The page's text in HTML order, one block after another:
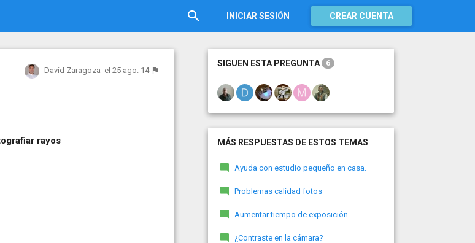
INICIAR SESIÓN CREAR CUENTA
David Zaragoza el 25 ago. 14
rayos
SIGUEN ESTA PREGUNTA 6
MÁS RESPUESTAS DE ESTOS TEMAS
Ayuda con estudio pequeño en casa.
Problemas calidad fotos
Aumentar tiempo de exposición
¿Contraste en la cámara?